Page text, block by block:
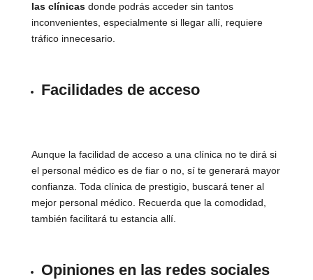
las clínicasdonde podrás acceder sin tantos
inconvenientes, especialmente si llegar allí, requiere
tráfico innecesario.
Facilidades de acceso
Aunque la facilidad de acceso a una clínica no te dirá si
el personal médico es de fiar o no, sí te generará mayor
confianza. Toda clínica de prestigio, buscará tener al
mejor personal médico. Recuerda que la comodidad,
también facilitará tu estancia allí.
Opiniones en las redes sociales